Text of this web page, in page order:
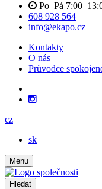
Po–Pá
608 928 564
info@ekapo.cz
Kontakty
O nás
Průvodce
cz
sk
Menu
Hledat